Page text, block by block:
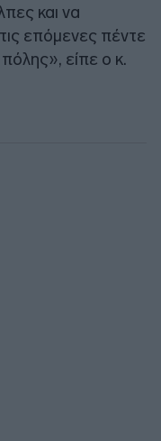
και να
επόμενες πέντε
είπε ο κ.